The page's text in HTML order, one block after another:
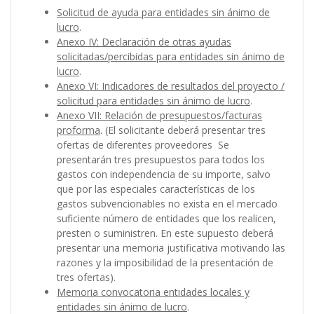
Solicitud de ayuda para entidades sin ánimo de
lucro.
Anexo IV: Declaración de otras ayudas
solicitadas/percibidas para entidades sin ánimo de
lucro.
Anexo VI: Indicadores de resultados del proyecto /
solicitud para entidades sin ánimo de lucro.
Anexo VII: Relación de presupuestos/facturas
proforma. (El solicitante deberá presentar tres
ofertas de diferentes proveedores Se
presentarán tres presupuestos para todos los
gastos con independencia de su importe, salvo
que por las especiales características de los
gastos subvencionables no exista en el mercado
suficiente número de entidades que los realicen,
presten o suministren. En este supuesto deberá
presentar una memoria justificativa motivando las
razones y la imposibilidad de la presentación de
tres ofertas).
Memoria convocatoria entidades locales y
entidades sin ánimo de lucro.